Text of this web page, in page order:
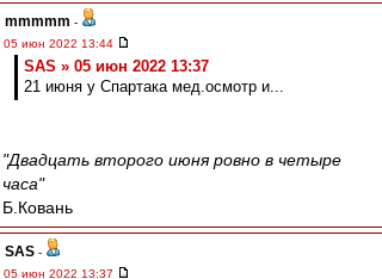
mmmmm -
05 июн 2022 13:44
SAS » 05 июн 2022 13:37
21 июня у Спартака мед.осмотр и...
"Двадцать второго июня ровно в четыре
часа"
Б.Ковань
SAS -
05 июн 2022 13:37